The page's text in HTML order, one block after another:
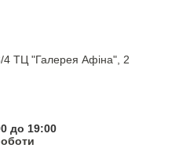
ТЦ "Галерея Афіна", 2
до 19:00